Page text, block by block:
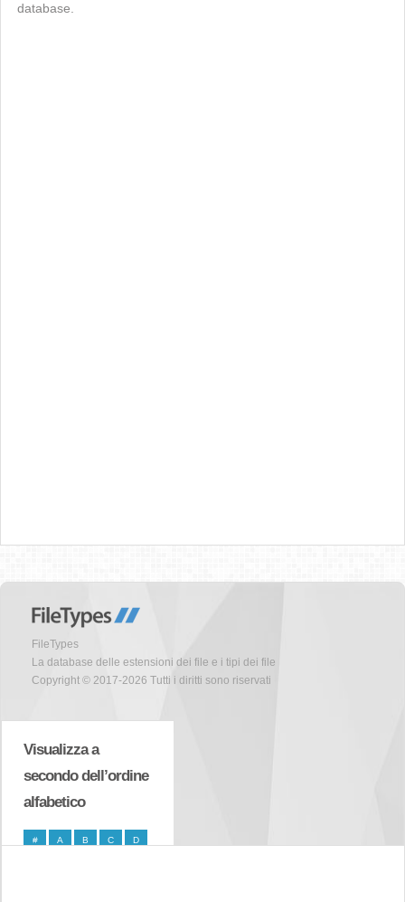
database.
FileTypes
La database delle estensioni dei file e i tipi dei file
Copyright © 2017-2026 Tutti i diritti sono riservati
Visualizza a
secondo dell’ordine
alfabetico
# A B C D